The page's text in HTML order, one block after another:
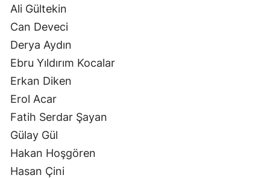
Ali Gültekin
Can Deveci
Derya Aydın
Ebru Yıldırım Kocalar
Erkan Diken
Erol Acar
Fatih Serdar Şayan
Gülay Gül
Hakan Hoşgören
Hasan Çini